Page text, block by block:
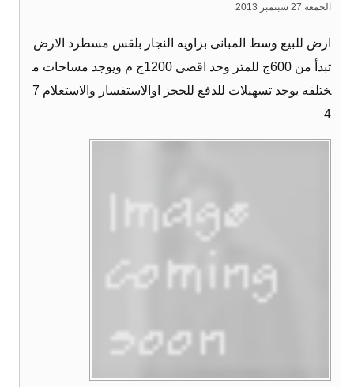
الجمعة 27 سبتمبر 2013
ارض للبيع وسط المبانى بزاويه النجار بلقس مسطرد الارض
تبدأ من 600ج للمتر وحد اقصى 1200ج م ويوجد مساحات م
ختلفه يوجد تسهيلات للدفع للحجز اوالاستفسار والاستعلام 7
4